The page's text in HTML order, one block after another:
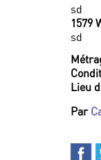
sd
1579
sd
Lieu
Par